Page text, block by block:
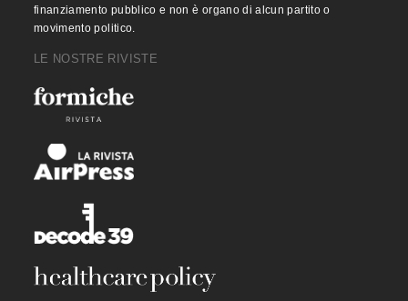
finanziamento pubblico e non è organo di alcun partito o
movimento politico.
LE NOSTRE RIVISTE